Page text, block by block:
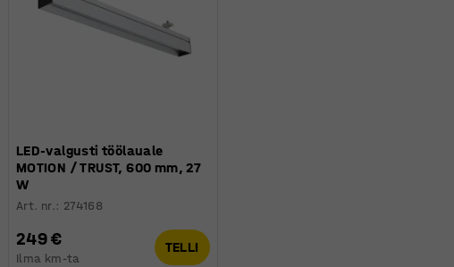
LED-valgusti töölauale
MOTION / TRUST, 600 mm, 27
W
Art. nr.: 274168
249 €
Ilma km-ta
TELLI